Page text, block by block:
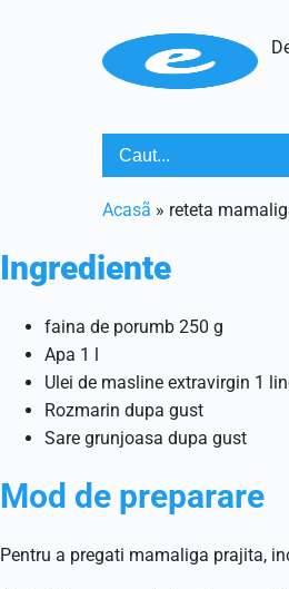
Acasã » reteta
Ingrediente
faina de porumb 250 g
Apa 1 l
Ulei de masline extravirgin 1
Rozmarin dupa gust
Sare grunjoasa dupa gust
Mod de preparare
Pentru a pregati mamaliga prajita,